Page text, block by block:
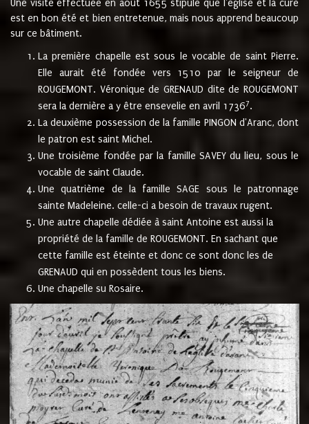
Une visite effectuée en août 1655 stipule que l'église et la cure
est en bon été et bien entretenue, mais nous apprend beaucoup
sur ce bâtiment.
La première chapelle est sous le vocable de saint Pierre.
Elle aurait été fondée vers 1510 par le seigneur de
ROUGEMONT. Véronique de GRENAUD dite de ROUGEMONT
sera la dernière a y être ensevelie en avril 17367.
La deuxième possession de la famille PINGON d'Aranc, dont
le patron est saint Michel.
Une troisième fondée par la famille SAVEY du lieu, sous le
vocable de saint Claude.
Une quatrième de la famille SAGE sous le patronnage
sainte Madeleine. celle-ci a besoin de travaux rugent.
Une autre chapelle dédiée à saint Antoine est aussi la
propriété de la famille de ROUGEMONT. En sachant que
cette famille est éteinte et donc ce sont donc les de
GRENAUD qui en possèdent tous les biens.
Une chapelle su Rosaire.